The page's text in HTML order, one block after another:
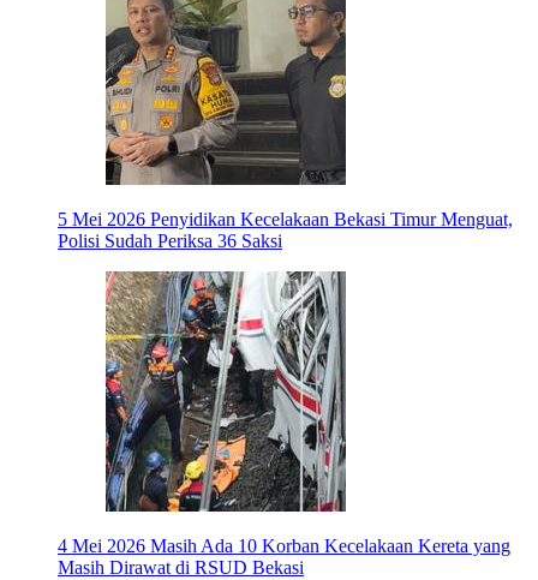
5 Mei 2026 Penyidikan Kecelakaan Bekasi Timur Menguat,
Polisi Sudah Periksa 36 Saksi
4 Mei 2026 Masih Ada 10 Korban Kecelakaan Kereta yang
Masih Dirawat di RSUD Bekasi